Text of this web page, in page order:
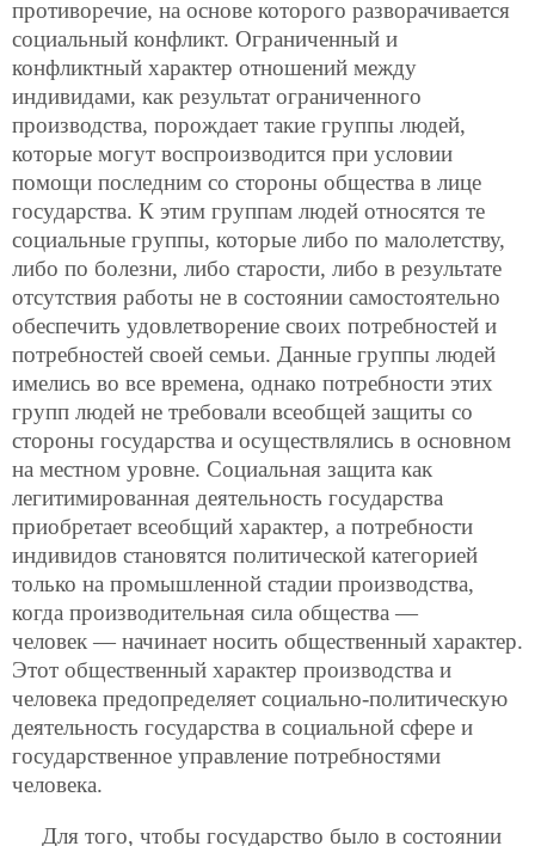
противоречие, на основе которого разворачивается
социальный конфликт. Ограниченный и
конфликтный характер отношений между
индивидами, как результат ограниченного
производства, порождает такие группы людей,
которые могут воспроизводится при условии
помощи последним со стороны общества в лице
государства. К этим группам людей относятся те
социальные группы, которые либо по малолетству,
либо по болезни, либо старости, либо в результате
отсутствия работы не в состоянии самостоятельно
обеспечить удовлетворение своих потребностей и
потребностей своей семьи. Данные группы людей
имелись во все времена, однако потребности этих
групп людей не требовали всеобщей защиты со
стороны государства и осуществлялись в основном
на местном уровне. Социальная защита как
легитимированная деятельность государства
приобретает всеобщий характер, а потребности
индивидов становятся политической категорией
только на промышленной стадии производства,
когда производительная сила общества —
человек — начинает носить общественный характер.
Этот общественный характер производства и
человека предопределяет социально-политическую
деятельность государства в социальной сфере и
государственное управление потребностями
человека.
Для того, чтобы государство было в состоянии